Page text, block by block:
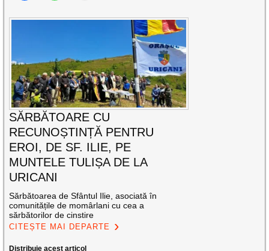
SĂRBĂTOARE CU
RECUNOȘTINȚĂ PENTRU
EROI, DE SF. ILIE, PE
MUNTELE TULIȘA DE LA
URICANI
Sărbătoarea de Sfântul Ilie, asociată în
comunitățile de momârlani cu cea a
sărbătorilor de cinstire
CITEȘTE MAI DEPARTE
Distribuie acest articol